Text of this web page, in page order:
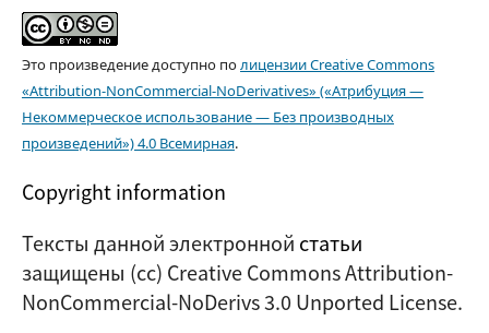
Это произведение доступно полицензии Creative Commons
«Attribution-NonCommercial-NoDerivatives» («Атрибуция —
Некоммерческое использование — Без производных
произведений») 4.0 Всемирная.
Copyright information
Тексты данной электронной статьи
защищены (cc) Creative Commons Attribution-
NonCommercial-NoDerivs 3.0 Unported License.